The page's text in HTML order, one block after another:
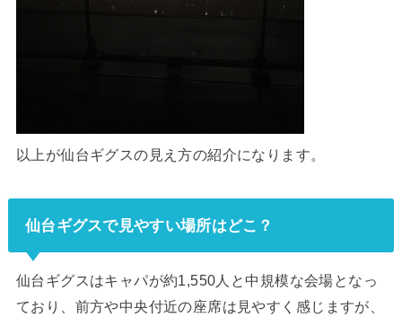
以上が仙台ギグスの見え方の紹介になります。
仙台ギグスで見やすい場所はどこ？
仙台ギグスはキャパが約1,550人と中規模な会場となっ
ており、前方や中央付近の座席は見やすく感じますが、